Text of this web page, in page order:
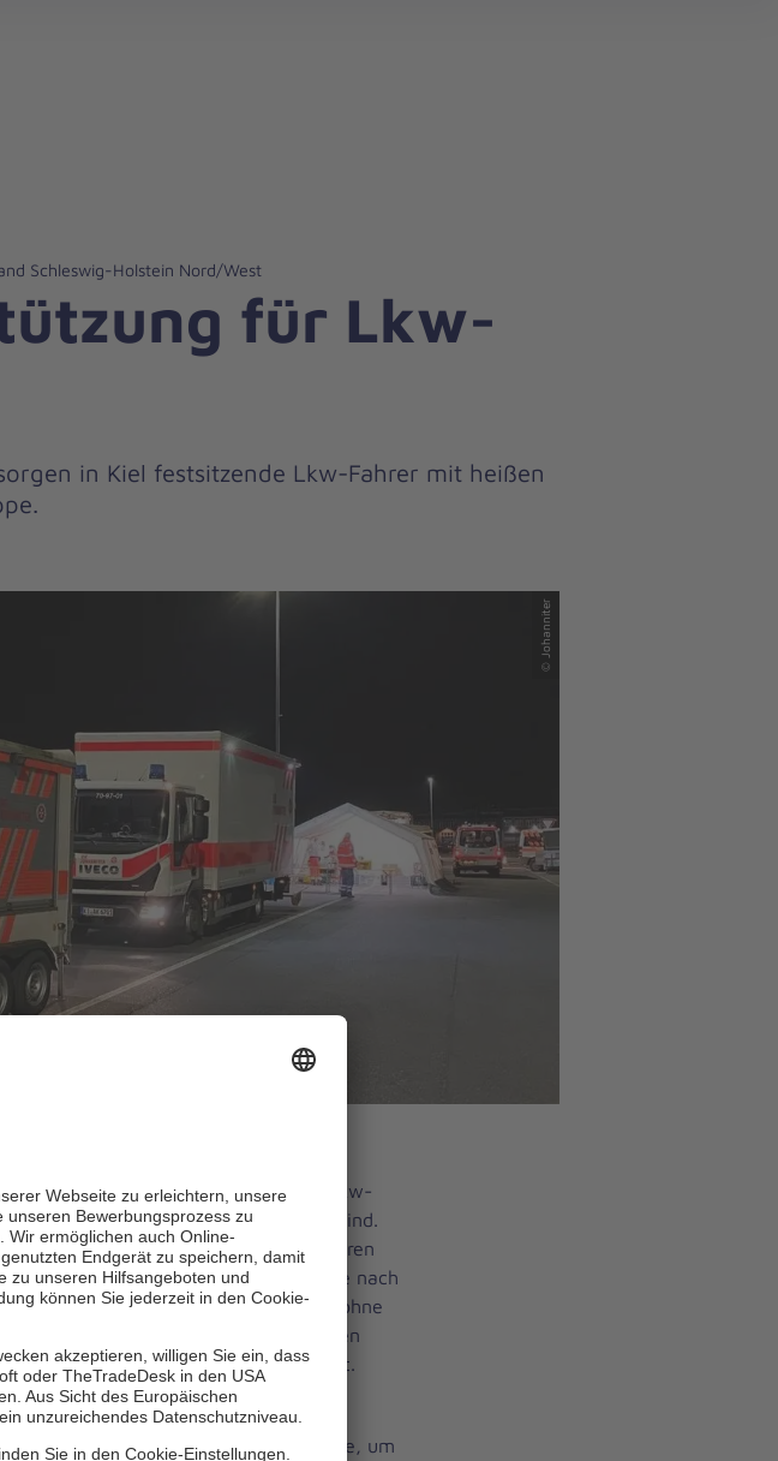
Schleswig-Holstein Nord/West
für Lkw-
in Kiel festsitzende Lkw-Fahrer mit heißen
© Johanniter
Konflikt trifft indirekt auch einige Lkw-
im Kieler Ostuferhafen „gestrandet“ sind.
ihnen warten hier zum Teil seit mehreren
eine Möglichkeit, ihre Reisen per Fähre nach
Litauen fortzusetzen. Das sie zu Teil ohne
Mittel sind und die Kreditkarten für den
nicht funktionieren, sitzen sie hier fest.
unterstützen in dieser Lage als
Es ist eine rein humanitäre Hilfe, um